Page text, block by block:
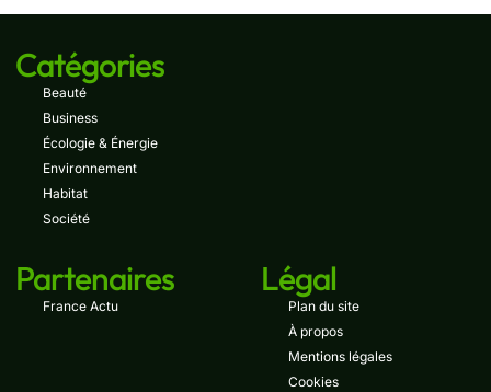
Catégories
Beauté
Business
Écologie & Énergie
Environnement
Habitat
Société
Partenaires
France Actu
Légal
Plan du site
À propos
Mentions légales
Cookies